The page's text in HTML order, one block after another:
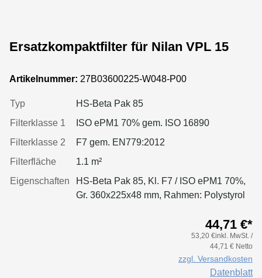
Ersatzkompaktfilter für Nilan VPL 15
Artikelnummer: 27B03600225-W048-P00
Typ
HS-Beta Pak 85
Filterklasse 1
ISO ePM1 70% gem. ISO 16890
Filterklasse 2
F7 gem. EN779:2012
Filterfläche
1.1 m²
Eigenschaften
HS-Beta Pak 85, Kl. F7 / ISO ePM1 70%,
Gr. 360x225x48 mm, Rahmen: Polystyrol
44,71 €*
53,20 €inkl. MwSt. /
44,71 € Netto
zzgl. Versandkosten
Datenblatt